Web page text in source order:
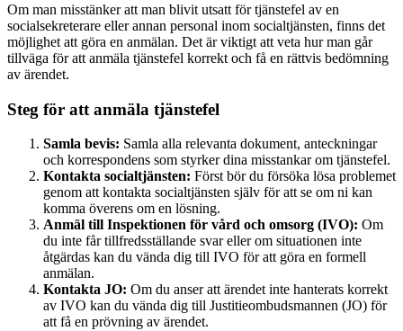
Om man misstänker att man blivit utsatt för tjänstefel av en
socialsekreterare eller annan personal inom socialtjänsten, finns det
möjlighet att göra en anmälan. Det är viktigt att veta hur man går
tillväga för att anmäla tjänstefel korrekt och få en rättvis bedömning
av ärendet.
Steg för att anmäla tjänstefel
Samla bevis: Samla alla relevanta dokument, anteckningar
och korrespondens som styrker dina misstankar om tjänstefel.
Kontakta socialtjänsten: Först bör du försöka lösa problemet
genom att kontakta socialtjänsten själv för att se om ni kan
komma överens om en lösning.
Anmäl till Inspektionen för vård och omsorg (IVO): Om
du inte får tillfredsställande svar eller om situationen inte
åtgärdas kan du vända dig till IVO för att göra en formell
anmälan.
Kontakta JO: Om du anser att ärendet inte hanterats korrekt
av IVO kan du vända dig till Justitieombudsmannen (JO) för
att få en prövning av ärendet.